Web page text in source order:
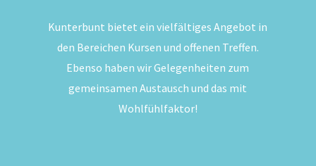
Kunterbunt bietet ein vielfältiges Angebot in
den Bereichen Kursen und offenen Treffen.
Ebenso haben wir Gelegenheiten zum
gemeinsamen Austausch und das mit
Wohlfühlfaktor!